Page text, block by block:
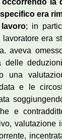
la
era
; in
era
aveva
delle
una
e le
e
valutazione